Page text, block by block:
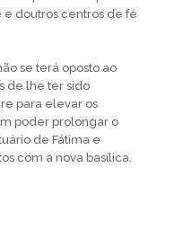
e doutros centros de fé
se terá oposto ao
de lhe ter sido
para elevar os
poder prolongar o
de Fátima e
com a nova basílica.